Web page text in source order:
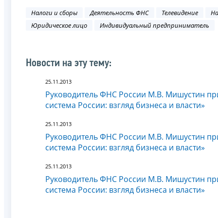
Налоги и сборы Деятельность ФНС Телевидение
Юридическое лицо
Индивидуальный предприниматель
Новости на эту тему:
25.11.2013
Руководитель ФНС России М.В. Мишустин
система России: взгляд бизнеса и власти»
25.11.2013
Руководитель ФНС России М.В. Мишустин
система России: взгляд бизнеса и власти»
25.11.2013
Руководитель ФНС России М.В. Мишустин
система России: взгляд бизнеса и власти»